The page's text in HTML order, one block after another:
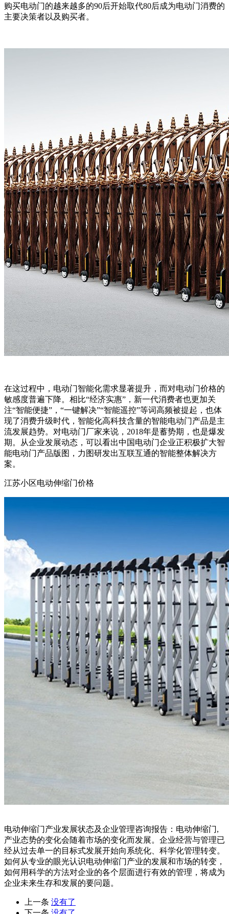
购买电动门的越来越多的90后开始取代80后成为电动门消费的
主要决策者以及购买者。
在这过程中，电动门智能化需求显著提升，而对电动门价格的
敏感度普遍下降。相比“经济实惠”，新一代消费者也更加关
注“智能便捷”，“一键解决”“智能遥控”等词高频被提起，也体
现了消费升级时代，智能化高科技含量的智能电动门产品是主
流发展趋势。对电动门厂家来说，2018年是蓄势期，也是爆发
期。从企业发展动态，可以看出中国电动门企业正积极扩大智
能电动门产品版图，力图研发出互联互通的智能整体解决方
案。
江苏小区电动伸缩门价格
电动伸缩门产业发展状态及企业管理咨询报告：电动伸缩门,
产业态势的变化会随着市场的变化而发展。企业经营与管理已
经从过去单一的目标式发展开始向系统化、科学化管理转变。
如何从专业的眼光认识电动伸缩门产业的发展和市场的转变，
如何用科学的方法对企业的各个层面进行有效的管理，将成为
企业未来生存和发展的要问题。
上一条 没有了